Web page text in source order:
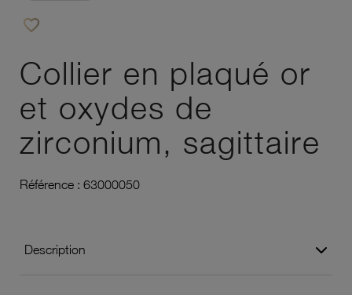
favorite_border
Collier en plaqué or
et oxydes de
zirconium, sagittaire
Référence : 63000050
Description